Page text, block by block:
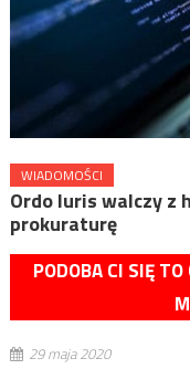
WIADOMOŚCI
Ordo Iuris walczy z
prokuraturę
PODOBA CI SIĘ
29 maja 2020